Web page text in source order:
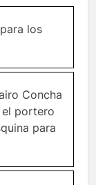
los
Concha
portero
para